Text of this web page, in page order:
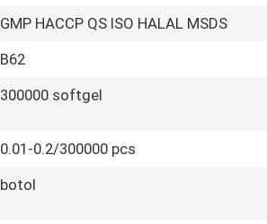
GMP HACCP QS ISO HALAL MSDS
B62
300000 softgel
0.01-0.2/300000 pcs
botol